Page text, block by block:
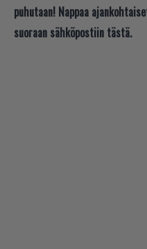
puhutaan! Nappaa
suoraan sähköpostiin tästä.